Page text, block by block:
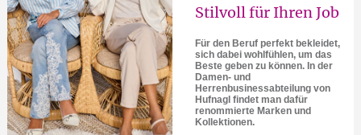
Stilvoll für Ihren Job
Für den Beruf perfekt bekleidet,
sich dabei wohlfühlen, um das
Beste geben zu können. In der
Damen- und
Herrenbusinessabteilung von
Hufnagl findet man dafür
renommierte Marken und
Kollektionen.